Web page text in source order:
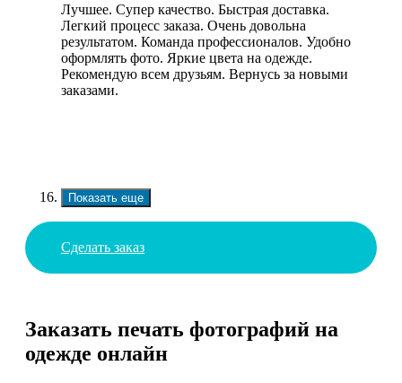
Лучшее. Супер качество. Быстрая доставка.
Легкий процесс заказа. Очень довольна
результатом. Команда профессионалов. Удобно
оформлять фото. Яркие цвета на одежде.
Рекомендую всем друзьям. Вернусь за новыми
заказами.
Показать еще
Сделать заказ
Заказать печать фотографий на
одежде онлайн